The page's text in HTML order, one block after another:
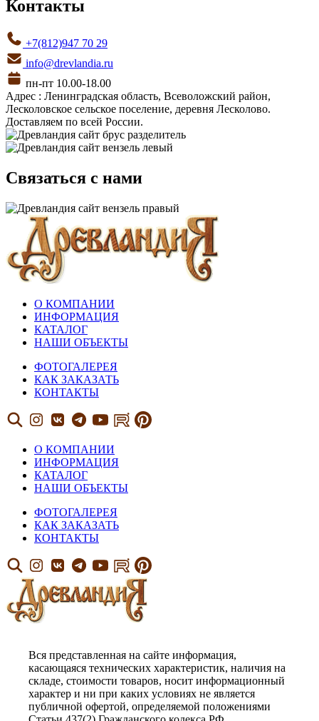
Контакты
+7(812)947 70 29
info@drevlandia.ru
пн-пт 10.00-18.00
Адрес : Ленинградская область, Всеволожский район,
Лесколовское сельское поселение, деревня Лесколово.
Доставляем по всей России.
Связаться с нами
О КОМПАНИИ
ИНФОРМАЦИЯ
КАТАЛОГ
НАШИ ОБЪЕКТЫ
ФОТОГАЛЕРЕЯ
КАК ЗАКАЗАТЬ
КОНТАКТЫ
О КОМПАНИИ
ИНФОРМАЦИЯ
КАТАЛОГ
НАШИ ОБЪЕКТЫ
ФОТОГАЛЕРЕЯ
КАК ЗАКАЗАТЬ
КОНТАКТЫ
Вся представленная на сайте информация,
касающаяся технических характеристик, наличия на
складе, стоимости товаров, носит информационный
характер и ни при каких условиях не является
публичной офертой, определяемой положениями